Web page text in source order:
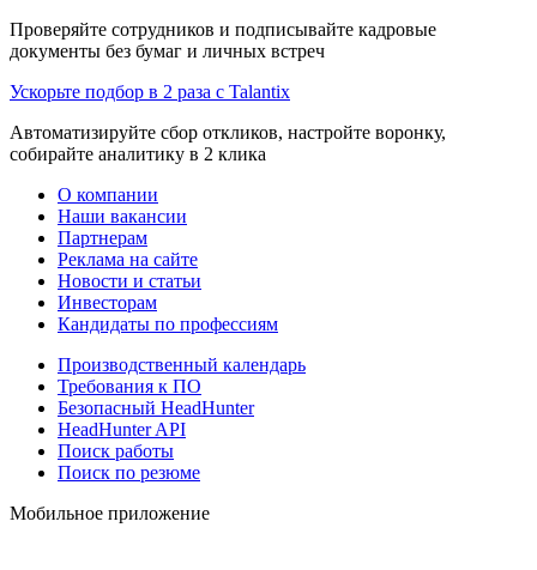
Проверяйте сотрудников и подписывайте кадровые
документы без бумаг и личных встреч
Ускорьте подбор в 2 раза с Talantix
Автоматизируйте сбор откликов, настройте воронку,
собирайте аналитику в 2 клика
О компании
Наши вакансии
Партнерам
Реклама на сайте
Новости и статьи
Инвесторам
Кандидаты по профессиям
Производственный календарь
Требования к ПО
Безопасный HeadHunter
HeadHunter API
Поиск работы
Поиск по резюме
Мобильное приложение